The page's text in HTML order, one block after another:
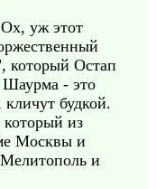
Ох, уж этот
который Остап
Шаурма - это
будкой.
из
Москвы и
и